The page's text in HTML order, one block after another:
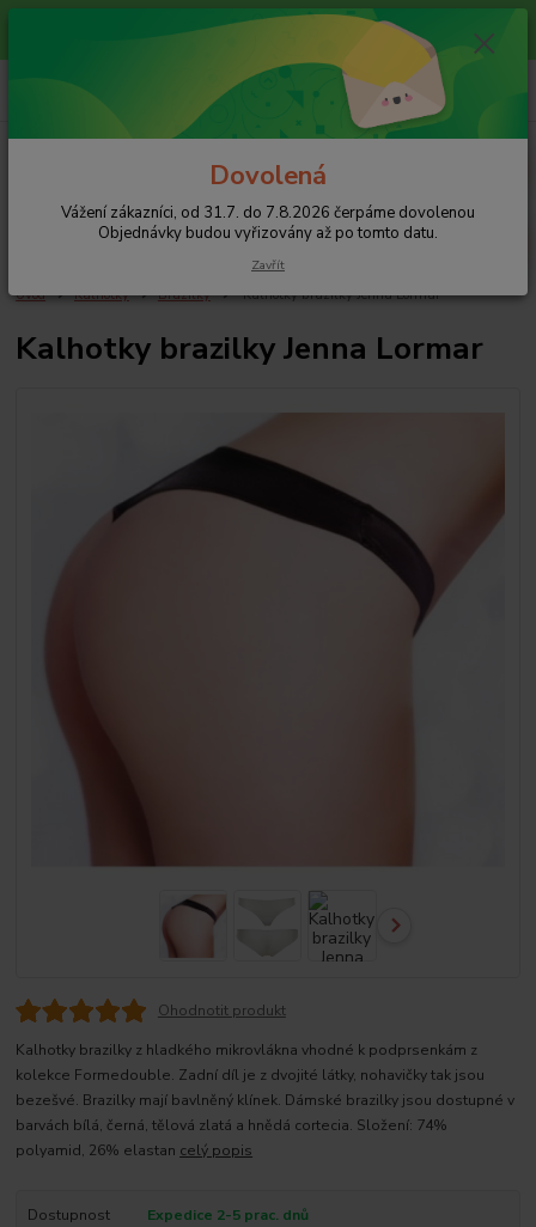
Vážení zákazníci, od 31.7. do 7.8.2026 čerpáme dovolenou
Objednávky budou vyřizovány až po tomto datu.
+420 608 754 282
pište email, pokud nezvedám tel.
Úvod Kalhotky Brazilky Kalhotky brazilky Jenna Lormar
Kalhotky brazilky Jenna Lormar
Ohodnotit produkt
Kalhotky brazilky z hladkého mikrovlákna vhodné k podprsenkám z
kolekce Formedouble. Zadní díl je z dvojité látky, nohavičky tak jsou
bezešvé. Brazilky mají bavlněný klínek. Dámské brazilky jsou dostupné v
barvách bílá, černá, tělová zlatá a hnědá cortecia. Složení: 74%
polyamid, 26% elastan celý popis
Dostupnost
Expedice 2-5 prac. dnů
Dovolená
Vážení zákazníci, od 31.7. do 7.8.2026 čerpáme dovolenou
Objednávky budou vyřizovány až po tomto datu.
Zavřít